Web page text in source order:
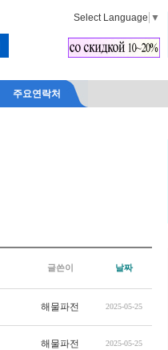
Select Language ▼
주요연락처
글쓴이 날짜
해물파전 2025-05-25
해물파전 2025-05-25